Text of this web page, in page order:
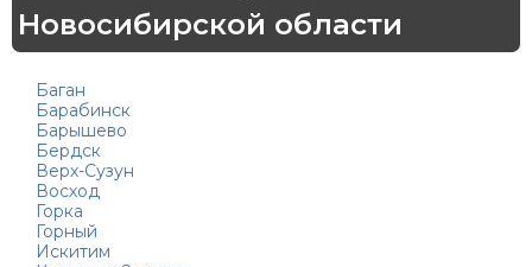
Новосибирской области
Баган
Барабинск
Барышево
Бердск
Верх-Сузун
Восход
Горка
Горный
Искитим